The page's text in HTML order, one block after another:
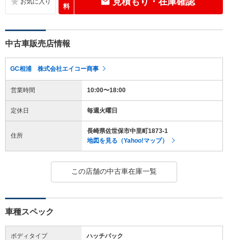
料
中古車販売店情報
GC相浦 株式会社エイコー商事
営業時間 10:00〜18:00
定休日 毎週火曜日
住所
長崎県佐世保市中里町1873-1
地図を見る（Yahoo!マップ）
この店舗の中古車在庫一覧
車種スペック
ボディタイプ ハッチバック